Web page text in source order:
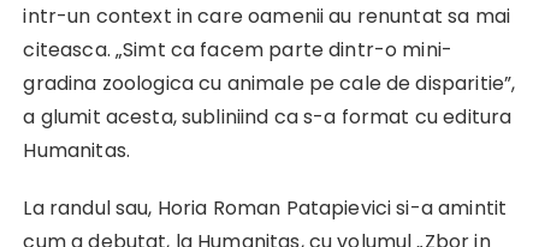
intr-un context in care oamenii au renuntat sa mai
citeasca. „Simt ca facem parte dintr-o mini-
gradina zoologica cu animale pe cale de disparitie”,
a glumit acesta, subliniind ca s-a format cu editura
Humanitas.
La randul sau, Horia Roman Patapievici si-a amintit
cum a debutat, la Humanitas, cu volumul „Zbor in